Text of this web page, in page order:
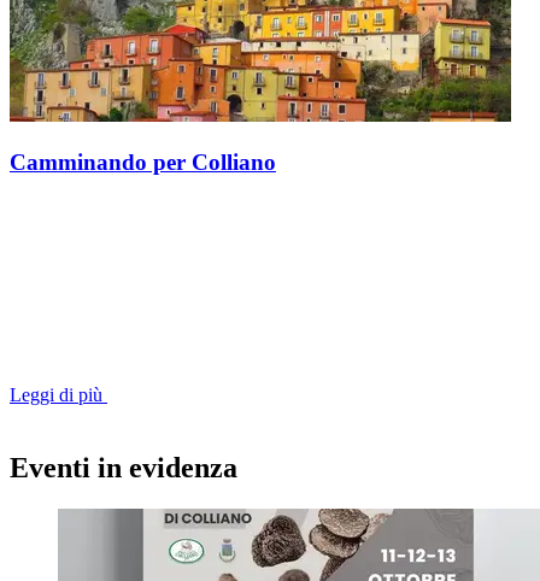
Camminando per Colliano
Leggi di più
Eventi in evidenza